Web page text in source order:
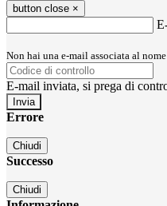
button close ×
Non hai una e-mail associata al
E-mail inviata, si prega di
Errore
Chiudi
Successo
Chiudi